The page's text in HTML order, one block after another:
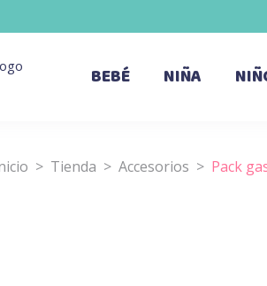
BEBÉ NIÑA
> Tienda > Accesorios > Pack